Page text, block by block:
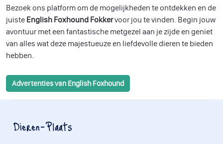
Bezoek ons platform om de mogelijkheden te ontdekken en de
juiste English Foxhound Fokkervoor jou te vinden. Begin jouw
avontuur met een fantastische metgezel aan je zijde en geniet
van alles wat deze majestueuze en liefdevolle dieren te bieden
hebben.
Advertenties van English Foxhound
Dieren-Plaats